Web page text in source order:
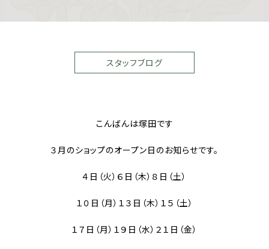
スタッフブログ
こんばんは塚田です
３月のショップのオープン日のお知らせです。
４日（火）６日（木）８日（土）
１０日（月）１３日（木）１５（土）
１７日（月）１９日（水）２１日（金）